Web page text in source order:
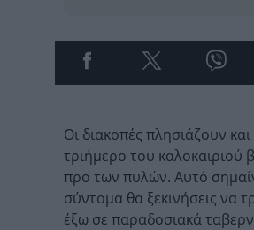
Οι διακοπές πλησιάζουν
τριήμερο του καλοκαιριού
προ των πυλών. Αυτό
σύντομα θα ξεκινήσεις να
έξω σε παραδοσιακά